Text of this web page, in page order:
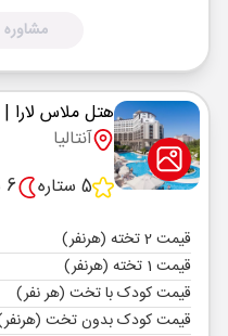
مشاوره
هتل ملاس لارا | Melas Lara Hotel
آنتالیا
5 ستاره
6 شب
قیمت 2 تخته (هرنفر)
قیمت 1 تخته (هرنفر)
قیمت کودک با تخت (هر نفر)
قیمت کودک بدون تخت